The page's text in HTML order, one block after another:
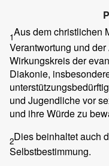
1Aus dem christlichen
Verantwortung und
Wirkungskreis der
Diakonie,
und Jugendliche vor
und ihre Würde zu
2Dies beinhaltet auch
Selbstbestimmung.